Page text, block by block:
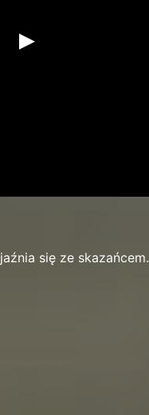
się ze skazańcem.